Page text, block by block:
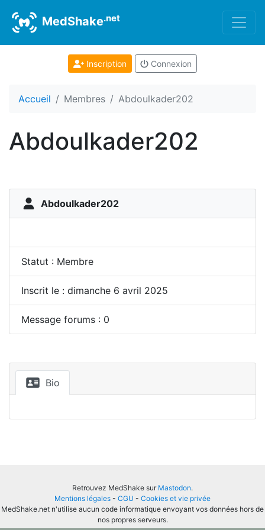
MedShake.net
Inscription Connexion
Accueil Membres Abdoulkader202
Abdoulkader202
Abdoulkader202
Statut : Membre
Inscrit le : dimanche 6 avril 2025
Message forums : 0
Bio
Retrouvez MedShake sur Mastodon.
Mentions légales - CGU - Cookies et vie privée
MedShake.net n'utilise aucun code informatique envoyant vos données hors de
nos propres serveurs.